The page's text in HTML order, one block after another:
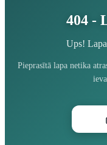
404 -
Ups!
Pieprasītā lapa netika